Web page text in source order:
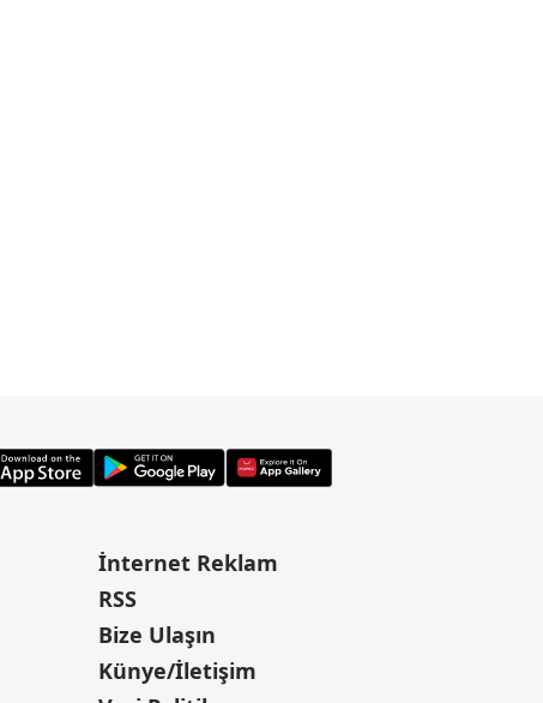
İnternet Reklam
RSS
Bize Ulaşın
Künye/İletişim